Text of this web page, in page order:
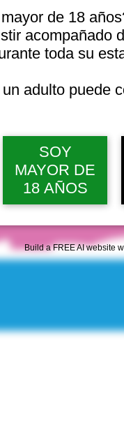
de 18
acompañado
toda su
adulto puede
SOY
MAYOR DE
18 AÑOS
Build a FREE AI website
m.
2541754 Viña del